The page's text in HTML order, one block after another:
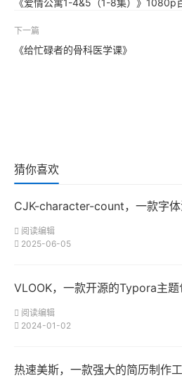
下一篇
《给忙碌者的骨科医学课》
猜你喜欢
CJK-character-count，一款字
阅读编辑
2025-06-05
VLOOK，一款开源的Typora主
阅读编辑
2024-01-02
热速美斯，一款强大的简历制作